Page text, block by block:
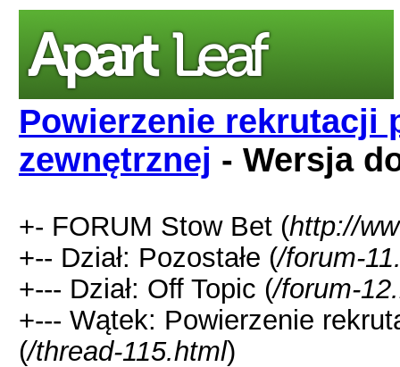
Powierzenie rekrutacji
zewnętrznej - Wersja
+- FORUM Stow Bet (http://
+-- Dział: Pozostałe (/forum-
+--- Dział: Off Topic (/forum-
+--- Wątek: Powierzenie
(/thread-115.html)